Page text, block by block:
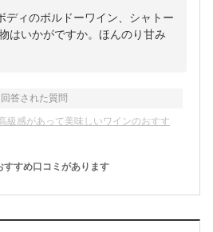
ディのボルドーワイン、シャトー
はいかがですか。ほんのり甘み
回答された質問
級感があって美味しいワインのおすす
すすめ口コミがあります